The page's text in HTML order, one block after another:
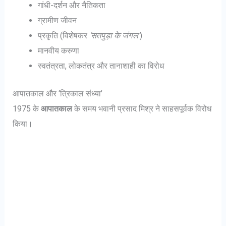
गांधी-दर्शन और नैतिकता
ग्रामीण जीवन
प्रकृति (विशेषकर ‘सतपुड़ा के जंगल’)
मानवीय करुणा
स्वतंत्रता, लोकतंत्र और तानाशाही का विरोध
आपातकाल और ‘त्रिकाल संध्या’
1975 केआपातकालके समय भवानी प्रसाद मिश्र ने साहसपूर्वक विरोध
किया।